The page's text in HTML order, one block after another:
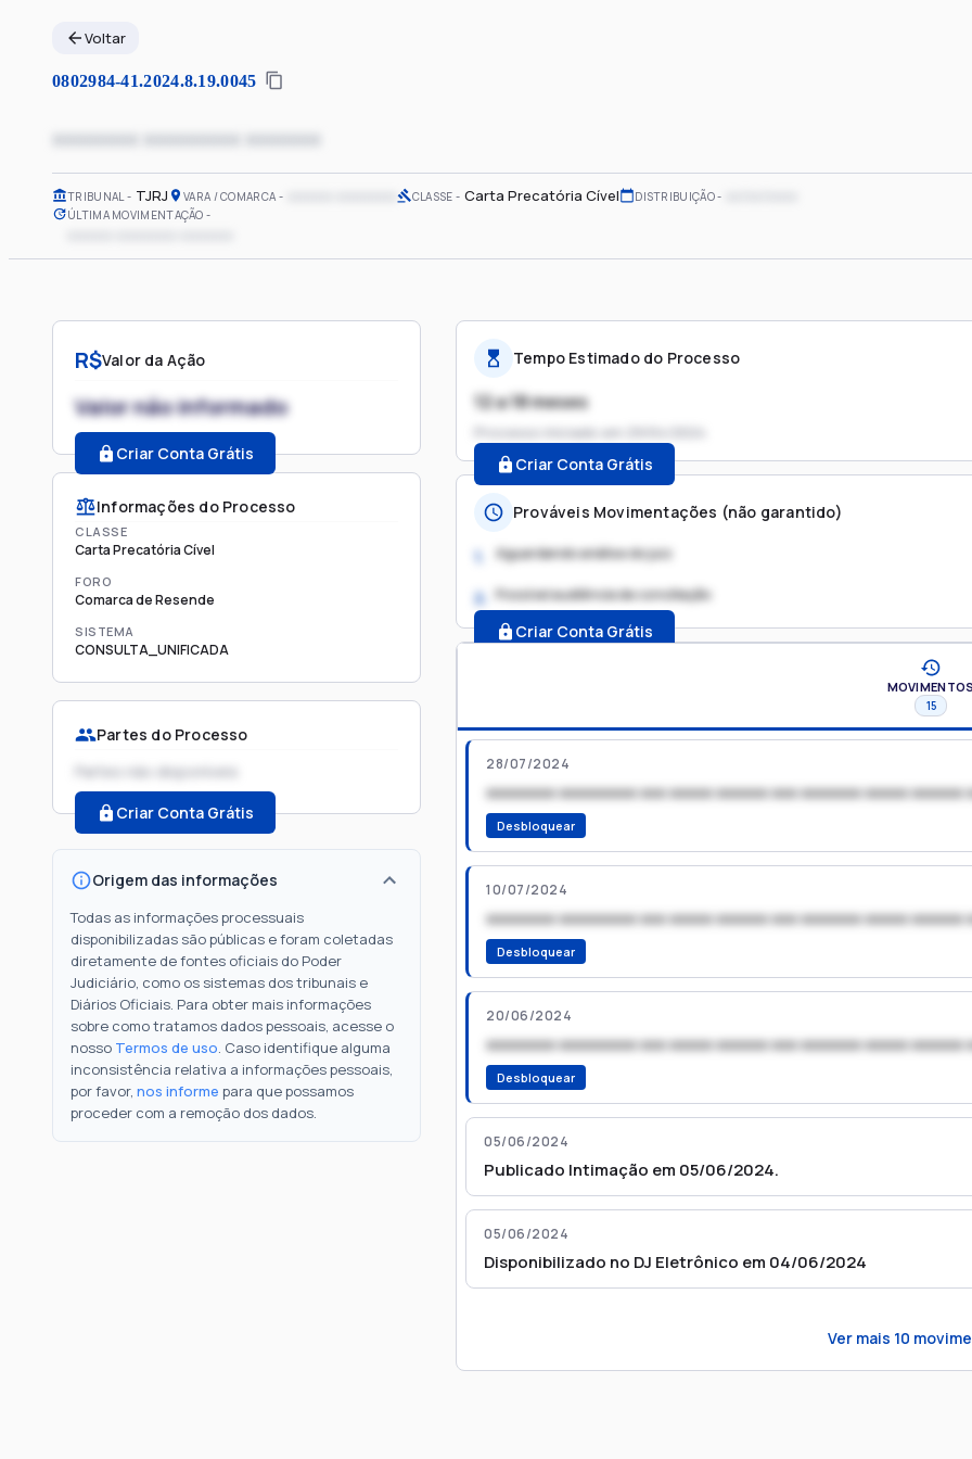
Voltar
0802984-41.2024.8.19.0045
xxxxxxxx xxxxxxxxx xxxxxxx
TRIBUNAL TJRJ VARA / COMARCA CLASSE Carta Precatória Cível DISTRIBUIÇÃO
ÚLTIMA MOVIMENTAÇÃO
R$Valor da Ação
Valor não informado
Criar Conta Grátis
Informações do Processo
CLASSE
Carta Precatória Cível
FORO
Comarca de Resende
SISTEMA
CONSULTA_UNIFICADA
Partes do Processo
Partes não disponíveis
Criar Conta Grátis
Origem das informações
Todas as informações processuais
disponibilizadas são públicas e foram coletadas
diretamente de fontes oficiais do Poder
Judiciário, como os sistemas dos tribunais e
Diários Oficiais. Para obter mais informações
sobre como tratamos dados pessoais, acesse o
nosso Termos de uso. Caso identifique alguma
inconsistência relativa a informações pessoais,
por favor, nos informe para que possamos
proceder com a remoção dos dados.
Tempo Estimado do Processo
12 a 18 meses
Processo iniciado em
Criar Conta Grátis
Prováveis Movimentações (não garantido)
1. Aguardando análise do juiz
2. Possível audiência de conciliação
Criar Conta Grátis
MOVIMENTOS
15
28/07/2024
xxxxxxxx xxxxxxxxx xxx xxxxx xxxxxx xxx xxxxxxx xxxxx xxxxxx
Desbloquear
10/07/2024
xxxxxxxx xxxxxxxxx xxx xxxxx xxxxxx xxx xxxxxxx xxxxx xxxxxx
Desbloquear
20/06/2024
xxxxxxxx xxxxxxxxx xxx xxxxx xxxxxx xxx xxxxxxx xxxxx xxxxxx
Desbloquear
05/06/2024
Publicado Intimação em 05/06/2024.
05/06/2024
Disponibilizado no DJ Eletrônico em 04/06/2024
Ver mais 10